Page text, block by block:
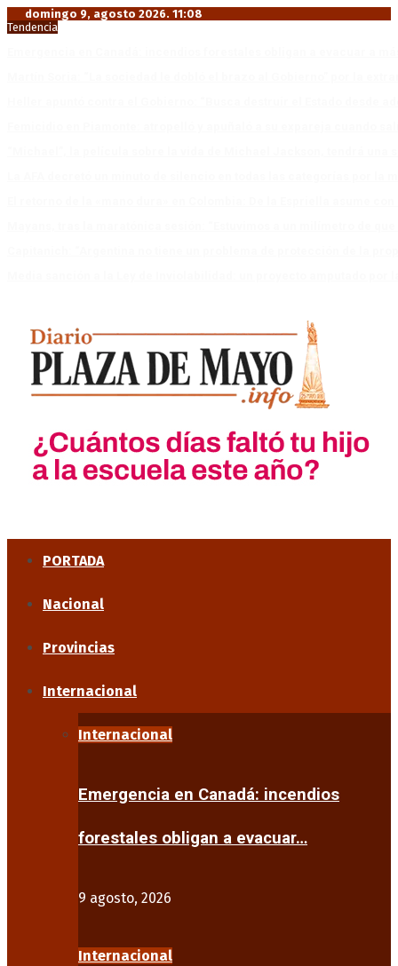
domingo 9, agosto 2026. 11:08
Tendencia
PORTADA
Nacional
Provincias
Internacional
Internacional
Emergencia en Canadá: incendios
forestales obligan a evacuar…
9 agosto, 2026
Internacional